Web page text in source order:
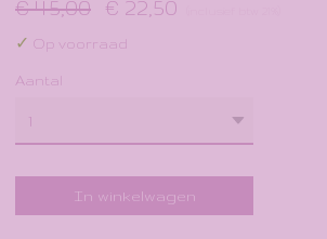
€ 45,00 € 22,50
✓ Op voorraad
Aantal
In winkelwagen